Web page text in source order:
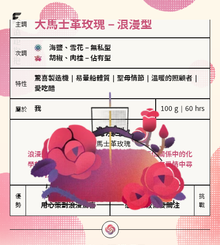
主調 大馬士革玫瑰－浪漫型
次調
海鹽、雪花 － 無私型
胡椒、肉桂 － 佔有型
特性
驚喜製造機 易暈船體質 聖母情節 溫暖的照顧者
愛吃醋
屬於 我 100 g｜60 hrs
浪漫型
大馬士革玫瑰
浪漫型的人以激情與性吸引力為基礎，深信關係中的化
學效應，認為每次相遇都是命中註定。傾向在愛情中尋
找火花，經常表達對另一半的愛意和讚美。
優
勢
保持戀愛新鮮感
用心策劃浪漫驚喜
情緒起伏較大
感情中較需要關注
挑
戰